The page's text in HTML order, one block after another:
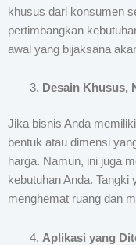
khusus dari konsumen
pertimbangkan
awal yang bijaksana
Desain Khusus,
Jika bisnis Anda
bentuk atau dimensi
harga. Namun, ini juga
kebutuhan Anda.
menghemat ruang dan
Aplikasi yang